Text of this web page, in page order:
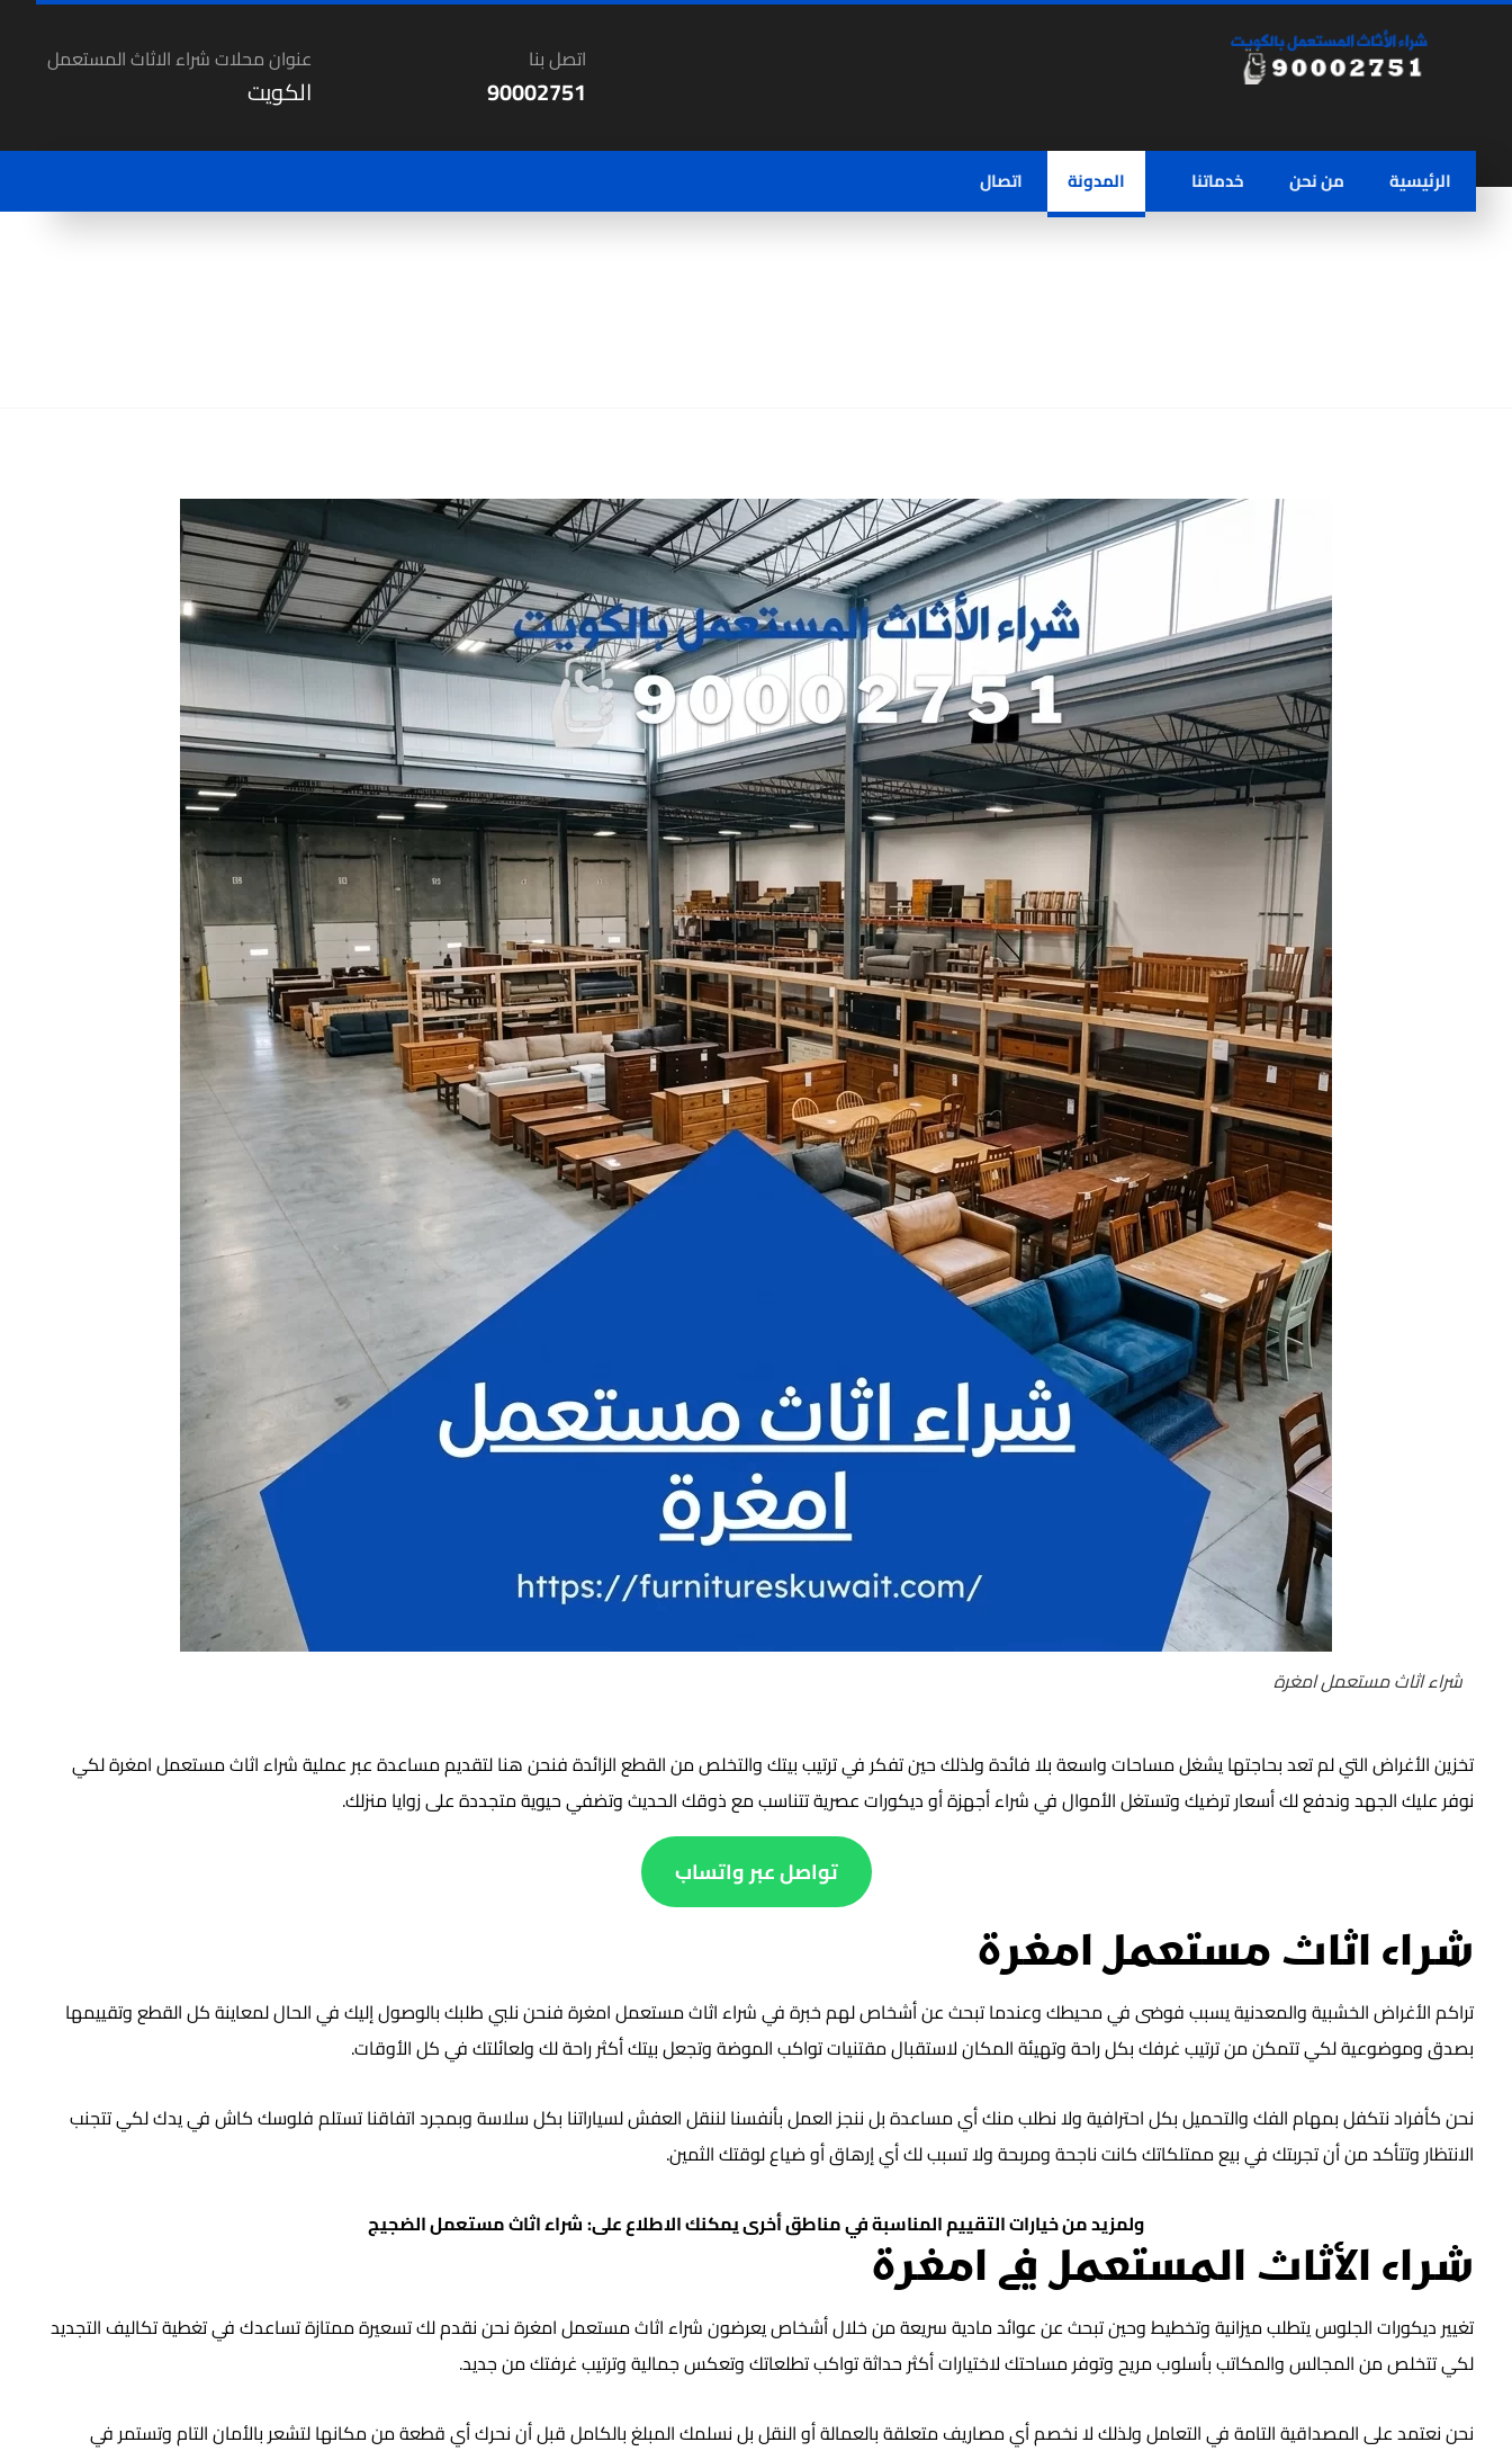
عنوان محلات شراء الاثاث المستعمل
الكويت
اتصل بنا
90002751
الرئيسية من نحن خدماتنا المدونة اتصال
شراء اثاث مستعمل امغرة
تخزين الأغراض التي لم تعد بحاجتها يشغل مساحات واسعة بلا فائدة ولذلك حين تفكر في ترتيب بيتك والتخلص من القطع الزائدة فنحن هنا لتقديم مساعدة عبر عملية شراء اثاث مستعمل امغرة لكي
نوفر عليك الجهد وندفع لك أسعار ترضيك وتستغل الأموال في شراء أجهزة أو ديكورات عصرية تتناسب مع ذوقك الحديث وتضفي حيوية متجددة على زوايا منزلك.
تواصل عبر واتساب
شراء اثاث مستعمل امغرة
تراكم الأغراض الخشبية والمعدنية يسبب فوضى في محيطك وعندما تبحث عن أشخاص لهم خبرة في شراء اثاث مستعمل امغرة فنحن نلبي طلبك بالوصول إليك في الحال لمعاينة كل القطع وتقييمها
بصدق وموضوعية لكي تتمكن من ترتيب غرفك بكل راحة وتهيئة المكان لاستقبال مقتنيات تواكب الموضة وتجعل بيتك أكثر راحة لك ولعائلتك في كل الأوقات.
نحن كأفراد نتكفل بمهام الفك والتحميل بكل احترافية ولا نطلب منك أي مساعدة بل ننجز العمل بأنفسنا لننقل العفش لسياراتنا بكل سلاسة وبمجرد اتفاقنا تستلم فلوسك كاش في يدك لكي تتجنب
الانتظار وتتأكد من أن تجربتك في بيع ممتلكاتك كانت ناجحة ومربحة ولا تسبب لك أي إرهاق أو ضياع لوقتك الثمين.
ولمزيد من خيارات التقييم المناسبة في مناطق أخرى يمكنك الاطلاع على:شراء اثاث مستعمل الضجيج
شراء الأثاث المستعمل في امغرة
تغيير ديكورات الجلوس يتطلب ميزانية وتخطيط وحين تبحث عن عوائد مادية سريعة من خلال أشخاص يعرضون شراء اثاث مستعمل امغرة نحن نقدم لك تسعيرة ممتازة تساعدك في تغطية تكاليف التجديد
لكي تتخلص من المجالس والمكاتب بأسلوب مريح وتوفر مساحتك لاختيارات أكثر حداثة تواكب تطلعاتك وتعكس جمالية وترتيب غرفتك من جديد.
نحن نعتمد على المصداقية التامة في التعامل ولذلك لا نخصم أي مصاريف متعلقة بالعمالة أو النقل بل نسلمك المبلغ بالكامل قبل أن نحرك أي قطعة من مكانها لتشعر بالأمان التام وتستمر في